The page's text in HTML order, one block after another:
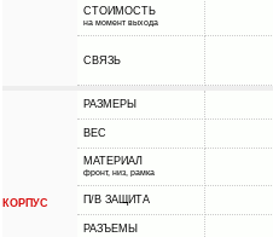
СТОИМОСТЬ
на момент выхода
СВЯЗЬ
КОРПУС
РАЗМЕРЫ
ВЕС
МАТЕРИАЛ
фронт, низ, рамка
П/В ЗАЩИТА
РАЗЪЕМЫ